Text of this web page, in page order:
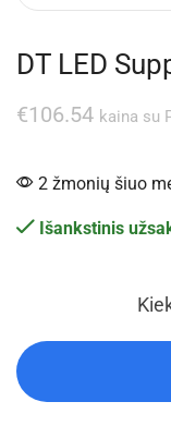
DT LED
€106.54 kaina su
2 žmonių šiuo
Išankstinis